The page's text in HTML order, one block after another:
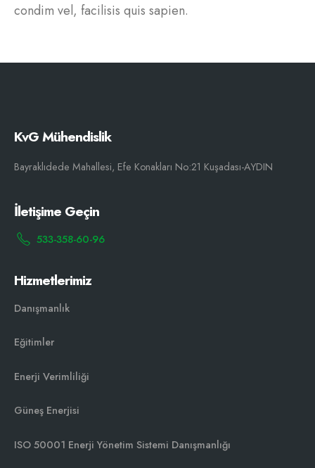
condim vel, facilisis quis sapien.
KvG Mühendislik
Bayraklıdede Mahallesi, Efe Konakları No:21 Kuşadası-AYDIN
İletişime Geçin
533-358-60-96
Hizmetlerimiz
Danışmanlık
Eğitimler
Enerji Verimliliği
Güneş Enerjisi
ISO 50001 Enerji Yönetim Sistemi Danışmanlığı￼